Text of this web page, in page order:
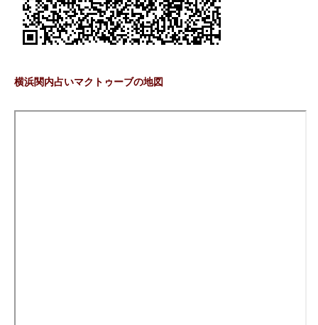
横浜関内占いマクトゥーブの地図